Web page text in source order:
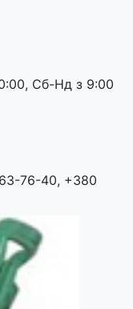
Сб-Нд з 9:00
76-40, +380